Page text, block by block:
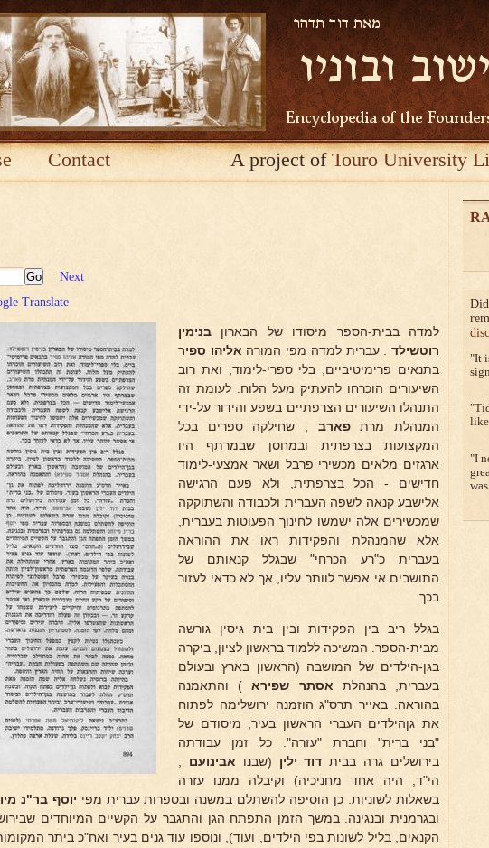
Contact A project ofTouro University
Next
Translate
למדה בבית-הספר מיסודו של הבארון בנימין
רוטשילד. עברית למדה מפי המורה אליהו ספיר
בתנאים פרימיטיביים, בלי ספרי-לימוד, ואת רוב
השיעורים הוכרחו להעתיק מעל הלוח. לעומת זה
התנהלו השיעורים הצרפתיים בשפע והידור על-ידי
המנהלת מרתפארב , שחילקה ספרים בכל
המקצועות בצרפתית ובמחסן שבמרתף היו
ארגזים מלאים מכשירי פרבל ושאר אמצעי-לימוד
חדישים - הכל בצרפתית, ולא פעם הרגישה
אלישבע קנאה לשפה העברית ולכבודה והשתוקקה
שמכשירים אלה ישמשו לחינוך הפעוטות בעברית,
אלא שהמנהלת והפקידות ראו את ההוראה
בעברית כ"רע הכרחי" שבגלל קנאותם של
התושבים אי אפשר לוותר עליו, אך לא כדאי לעזור
בכך.
בגלל ריב בין הפקידות ובין בית גיסין גורשה
מבית-הספר. המשיכה ללמוד בראשון לציון, ביקרה
בגן-הילדים של המושבה (הראשון בארץ ובעולם
בעברית, בהנהלת אסתר שפירא) והתאמנה
בהוראה. באייר תרס"ג הוזמנה ירושלימה לפתוח
את גןהילדים העברי הראשון בעיר, מיסודם של
"בני ברית" וחברת "עזרה". כל זמן עבודתה
בירושלים גרה בבית דוד ילין (שבנו אבינועם
הי"ד, היה אחד מחניכיה) וקיבלה ממנו עזרה
בשאלות לשוניות. כן הוסיפה להשתלם במשנה ובספרות עברית מפי יוסף בר"נ
ובגרמנית ובנגינה. במשך הזמן התפתח הגן והתגבר על הקשיים המיוחדים
הקנאים, בליל לשונות בפי הילדים, ועוד), ונוספו עוד גנים בעיר ואח"כ ביתר
It
like
I
was.